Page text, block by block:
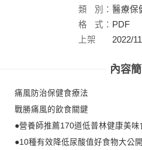
類
別： 醫療保
格
式： PDF
上架
2022/
內容
痛風防治保健食療法
戰勝痛風的飲食關鍵
●營養師推薦170道低普林健康美味
●10種有效降低尿酸值好食物大公開